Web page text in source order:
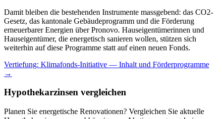
Damit bleiben die bestehenden Instrumente massgebend: das CO2-
Gesetz, das kantonale Gebäudeprogramm und die Förderung
erneuerbarer Energien über Pronovo. Hauseigentümerinnen und
Hauseigentümer, die energetisch sanieren wollen, stützen sich
weiterhin auf diese Programme statt auf einen neuen Fonds.
Vertiefung: Klimafonds-Initiative — Inhalt und Förderprogramme
→
Hypothekarzinsen vergleichen
Planen Sie energetische Renovationen? Vergleichen Sie aktuelle